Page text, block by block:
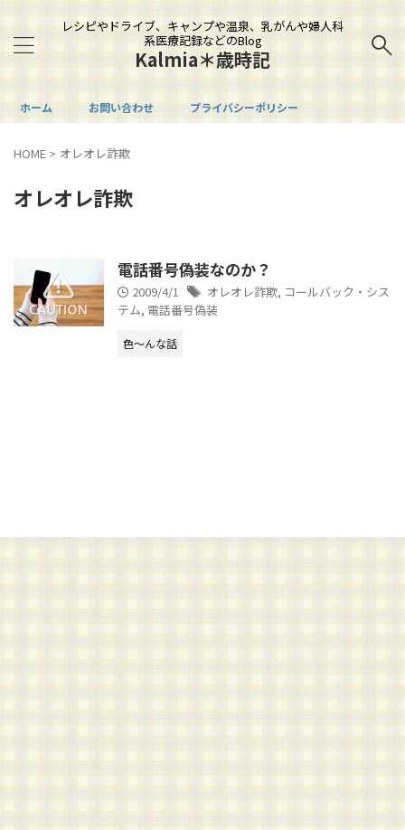
レシピやドライブ、キャンプや温泉、乳がんや婦人科
系医療記録などのBlog
Kalmia＊歳時記
ホーム お問い合わせ プライバシーポリシー
HOME > オレオレ詐欺
オレオレ詐欺
電話番号偽装なのか？
2009/4/1 オレオレ詐欺, コールバック・シス
テム, 電話番号偽装
色～んな話